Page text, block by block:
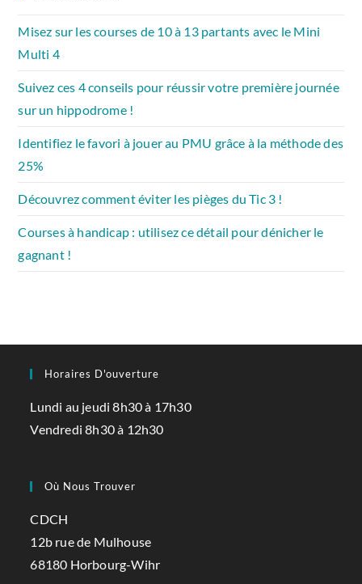
Misez sur les courses de 10 à 13 partants avec le Mini
Multi 4
Suivez ces 4 conseils pour réussir votre première journée
sur un hippodrome !
Identifiez le favori à jouer au PMU grâce à la méthode des
25%
Découvrez comment éviter les pièges du Tic 3 !
Courses à handicap : utilisez ce détail pour dénicher le
gagnant !
Horaires D'ouverture
Lundi au jeudi 8h30 à 17h30
Vendredi 8h30 à 12h30
Où Nous Trouver
CDCH
12b rue de Mulhouse
68180 Horbourg-Wihr